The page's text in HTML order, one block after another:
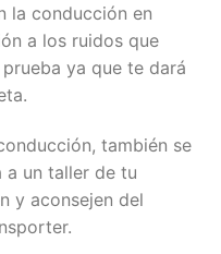
la conducción en
a los ruidos que
ya que te dará
también se
a un taller de tu
y aconsejen del